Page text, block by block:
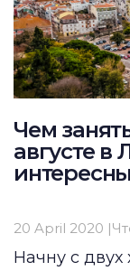
Чем
августе в
20 April 2020 |
Начну с двух